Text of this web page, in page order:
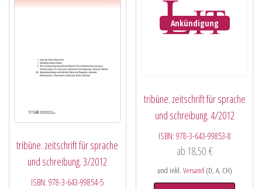
tribüne. zeitschrift für sprache
und schreibung. 3/2012
ISBN:978-3-643-99854-5
Ankündigung
tribüne. zeitschrift für sprache
und schreibung. 4/2012
ISBN: 978-3-643-99853-8
ab 18,50 €
und inkl. Versand (D, A, CH)